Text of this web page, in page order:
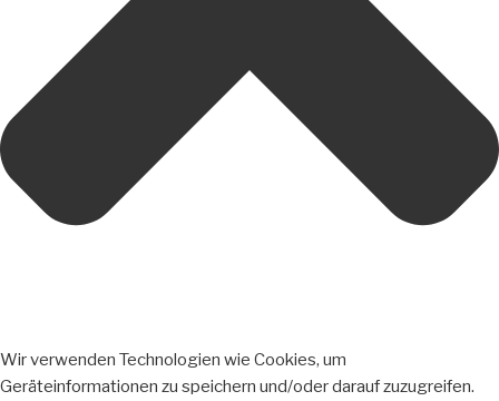
Wir verwenden Technologien wie Cookies, um
Geräteinformationen zu speichern und/oder darauf zuzugreifen.